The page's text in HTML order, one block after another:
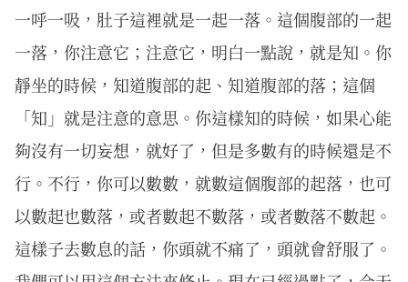
一呼一吸，肚子這裡就是一起一落。這個腹部的一起
一落，你注意它；注意它，明白一點說，就是知。你
靜坐的時候，知道腹部的起、知道腹部的落；這個
「知」就是注意的意思。你這樣知的時候，如果心能
夠沒有一切妄想，就好了，但是多數有的時候還是不
行。不行，你可以數數，就數這個腹部的起落，也可
以數起也數落，或者數起不數落，或者數落不數起。
這樣子去數息的話，你頭就不痛了，頭就會舒服了。